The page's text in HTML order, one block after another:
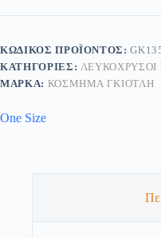
ΚΩΔΙΚΌΣ ΠΡΟΪΌΝΤΟΣ:
ΚΑΤΗΓΟΡΊΕΣ: ΛΕΥΚΌΧΡΥΣΟΙ
ΜΆΡΚΑ: ΚΟΣΜΗΜΑ ΓΚΙΟΤΛΗ
One Size